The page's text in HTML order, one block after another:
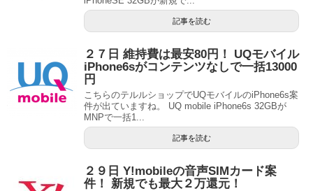
記事を読む
２７日 維持費は最安80円！ UQモバイル
iPhone6sがコンテンツなしで一括13000
円
こちらのテルルショップでUQモバイルのiPhone6s案
件が出ていますね。 UQ mobile iPhone6s 32GBが
MNPで一括1...
記事を読む
２９日 Y!mobileの音声SIMカード案
件！ 新規でも最大２万還元！